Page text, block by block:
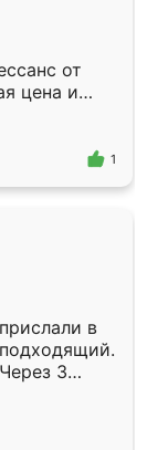
от
цена и
1
в
3